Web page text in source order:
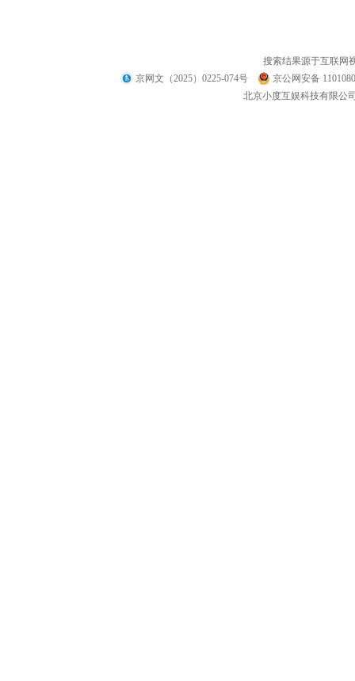
搜索结果源于互联网
京网文（2025）0225-074号
京公网安备
北京小度互娱科技有限公